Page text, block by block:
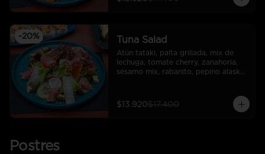
-20% Tuna Salad
Atún tataki, palta grillada, mix de
lechuga, tomate cherry, zanahoria,
sésamo mix, rabanito, pepino alaska,
$13.920$17.400
Postres